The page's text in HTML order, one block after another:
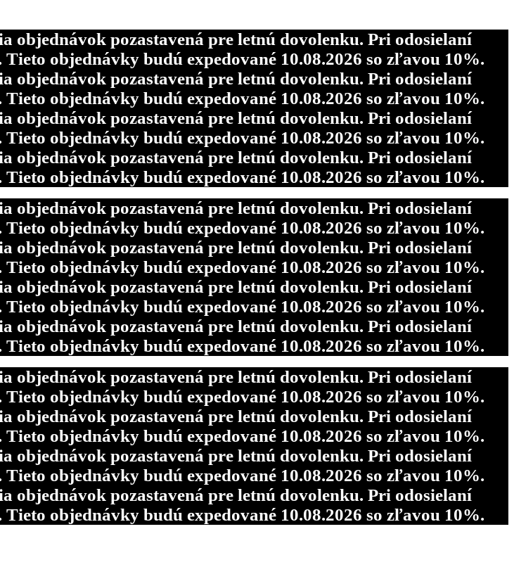
objednávok pozastavená pre letnú dovolenku. Pri odosielaní
objednávky budú expedované 10.08.2026 so zľavou 10%.
objednávok pozastavená pre letnú dovolenku. Pri odosielaní
objednávky budú expedované 10.08.2026 so zľavou 10%.
objednávok pozastavená pre letnú dovolenku. Pri odosielaní
objednávky budú expedované 10.08.2026 so zľavou 10%.
objednávok pozastavená pre letnú dovolenku. Pri odosielaní
objednávky budú expedované 10.08.2026 so zľavou 10%.
objednávok pozastavená pre letnú dovolenku. Pri odosielaní
objednávky budú expedované 10.08.2026 so zľavou 10%.
objednávok pozastavená pre letnú dovolenku. Pri odosielaní
objednávky budú expedované 10.08.2026 so zľavou 10%.
objednávok pozastavená pre letnú dovolenku. Pri odosielaní
objednávky budú expedované 10.08.2026 so zľavou 10%.
objednávok pozastavená pre letnú dovolenku. Pri odosielaní
objednávky budú expedované 10.08.2026 so zľavou 10%.
objednávok pozastavená pre letnú dovolenku. Pri odosielaní
objednávky budú expedované 10.08.2026 so zľavou 10%.
objednávok pozastavená pre letnú dovolenku. Pri odosielaní
objednávky budú expedované 10.08.2026 so zľavou 10%.
objednávok pozastavená pre letnú dovolenku. Pri odosielaní
objednávky budú expedované 10.08.2026 so zľavou 10%.
objednávok pozastavená pre letnú dovolenku. Pri odosielaní
objednávky budú expedované 10.08.2026 so zľavou 10%.